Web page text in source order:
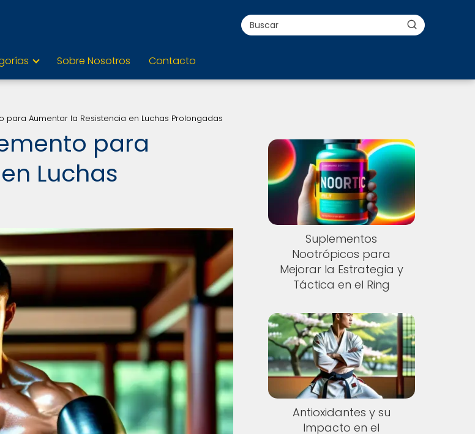
Sobre Nosotros Contacto
para Aumentar la Resistencia en Luchas Prolongadas
para
Luchas
Suplementos
Nootrópicos para
Mejorar la Estrategia y
Táctica en el Ring
Antioxidantes y su
Impacto en el